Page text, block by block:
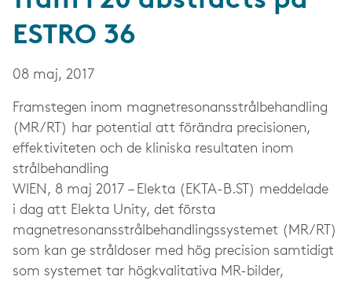
ESTRO 36
08 maj, 2017
Framstegen inom magnetresonansstrålbehandling
(MR/RT) har potential att förändra precisionen,
effektiviteten och de kliniska resultaten inom
strålbehandling
WIEN, 8 maj 2017 – Elekta (EKTA-B.ST) meddelade
i dag att Elekta Unity, det första
magnetresonansstrålbehandlingssystemet (MR/RT)
som kan ge stråldoser med hög precision samtidigt
som systemet tar högkvalitativa MR-bilder,